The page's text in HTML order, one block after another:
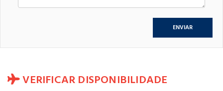
VERIFICAR DISPONIBILIDADE